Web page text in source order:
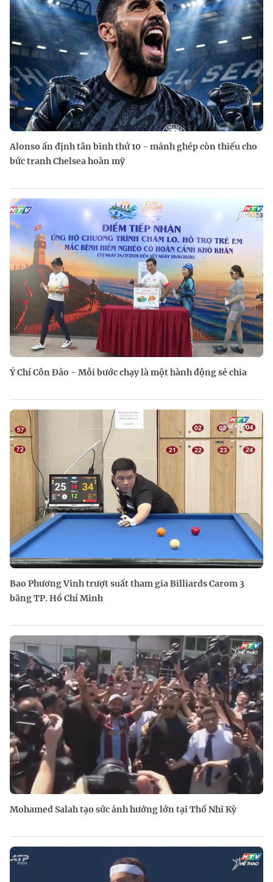
Alonso ấn định tân binh thứ 10 - mảnh ghép còn thiếu cho
bức tranh Chelsea hoàn mỹ
Ý Chí Côn Đảo - Mỗi bước chạy là một hành động sẻ chia
Bao Phương Vinh trượt suất tham gia Billiards Carom 3
băng TP. Hồ Chí Minh
Mohamed Salah tạo sức ảnh hưởng lớn tại Thổ Nhĩ Kỳ